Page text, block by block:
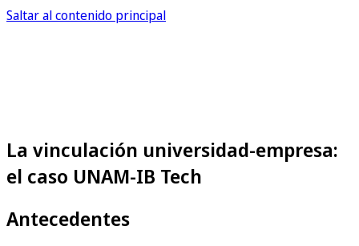
Saltar al contenido principal
La vinculación universidad-empresa:
el caso UNAM-IB Tech
Antecedentes